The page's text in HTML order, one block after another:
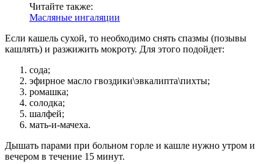
Читайте также:
Масляные ингаляции
Если кашель сухой, то необходимо снять спазмы (позывы
кашлять) и разжижить мокроту. Для этого подойдет:
сода;
эфирное масло гвоздики\эвкалипта\пихты;
ромашка;
солодка;
шалфей;
мать-и-мачеха.
Дышать парами при больном горле и кашле нужно утром и
вечером в течение 15 минут.